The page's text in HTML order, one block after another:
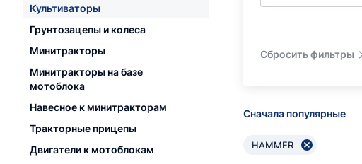
Культиваторы
Грунтозацепы и колеса
Минитракторы
Минитракторы на базе
мотоблока
Навесное к минитракторам
Тракторные прицепы
Двигатели к мотоблокам
Сбросить фильтры
Сначала популярные
HAMMER